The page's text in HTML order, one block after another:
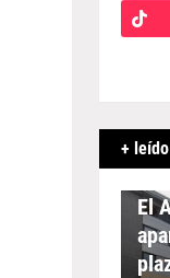
+ leído
El